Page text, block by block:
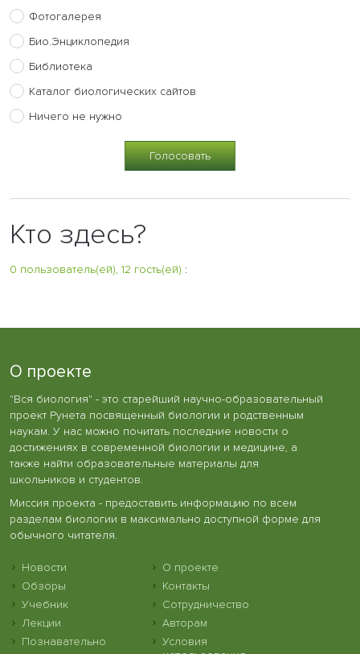
Фотогалерея
Био.Энциклопедия
Библиотека
Каталог биологических сайтов
Ничего не нужно
Кто здесь?
0 пользователь(ей), 12 гость(ей) :
О проекте
"Вся биология" - это старейший научно-образовательный
проект Рунета посвященный биологии и родственным
наукам. У нас можно почитать последние новости о
достижениях в современной биологии и медицине, а
также найти образовательные материалы для
школьников и студентов.
Миссия проекта - предоставить информацию по всем
разделам биологии в максимально доступной форме для
обычного читателя.
Новости
Обзоры
Учебник
Лекции
Познавательно
О проекте
Контакты
Сотрудничество
Авторам
Условия